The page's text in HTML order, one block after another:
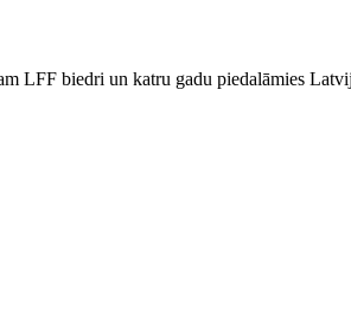
LFF biedri un katru gadu piedalāmies